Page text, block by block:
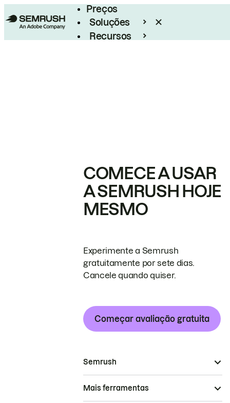
Preços
Soluções
Recursos
COMECE A USAR
A SEMRUSH HOJE
MESMO
Experimente a Semrush
gratuitamente por sete dias.
Cancele quando quiser.
Começar avaliação gratuita
Semrush
Mais ferramentas